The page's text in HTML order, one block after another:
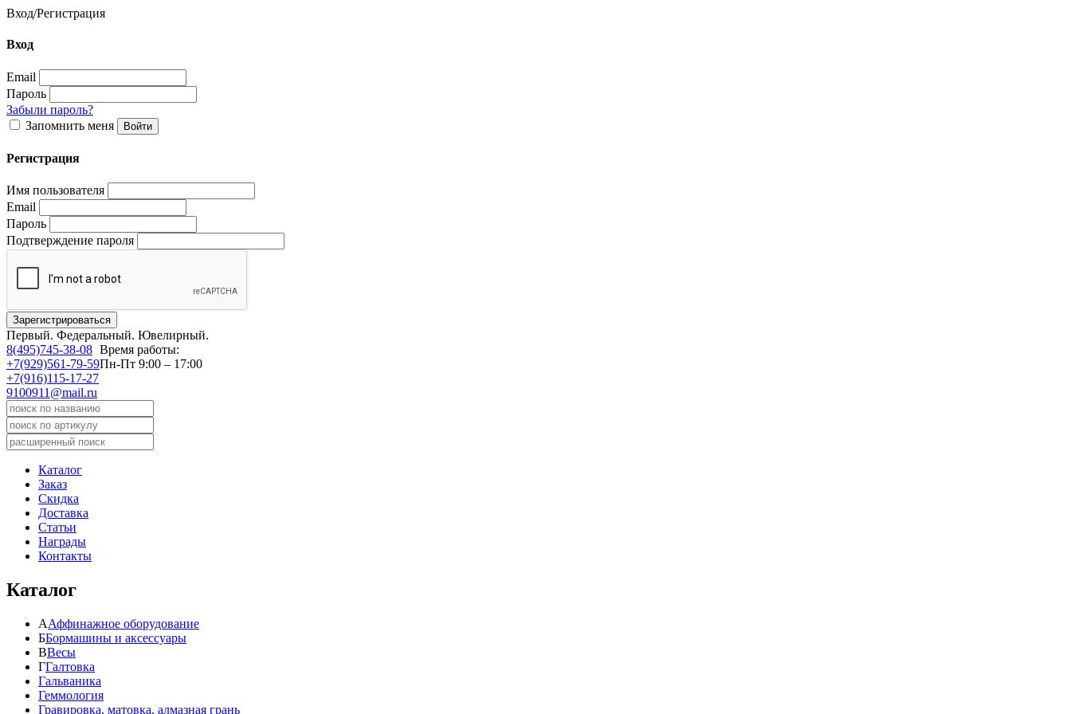
Вход/Регистрация
Вход
Email
Пароль
Забыли пароль?
Запомнить меня
Регистрация
Имя пользователя
Email
Пароль
Подтверждение пароля
Первый. Федеральный. Ювелирный.
8(495)745-38-08
+7(929)561-79-59
+7(916)115-17-27
9100911@mail.ru
Время работы:
Пн-Пт 9:00 – 17:00
Каталог
Заказ
Скидка
Доставка
Статьи
Награды
Контакты
Каталог
ААффинажное оборудование
ББормашины и аксессуары
ВВесы
ГГалтовка
Гальваника
Геммология
Гравировка, матовка, алмазная грань